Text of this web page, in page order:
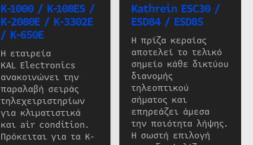
K-1000 / K-108ES /
K-2080E / K-3302E
/ K-650E
Η εταιρεία
KAL Electronics
ανακοινώνει την
παραλαβή σειράς
τηλεχειριστηρίων
για κλιματιστικά
και air condition.
Πρόκειται για τα K-
Kathrein ESC30 /
ESD84 / ESD85
Η πρίζα κεραίας
αποτελεί το τελικό
σημείο κάθε δικτύου
διανομής
τηλεοπτικού
σήματος και
επηρεάζει άμεσα
την ποιότητα λήψης.
Η σωστή επιλογή